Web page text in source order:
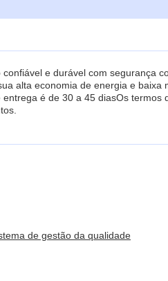
e durável com segurança
alta economia de energia e baixa
é de 30 a 45 diasOs termos
de gestão da qualidade